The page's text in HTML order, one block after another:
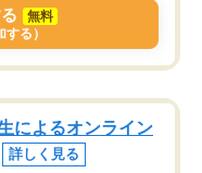
無料
する）
によるオンライン
詳しく見る